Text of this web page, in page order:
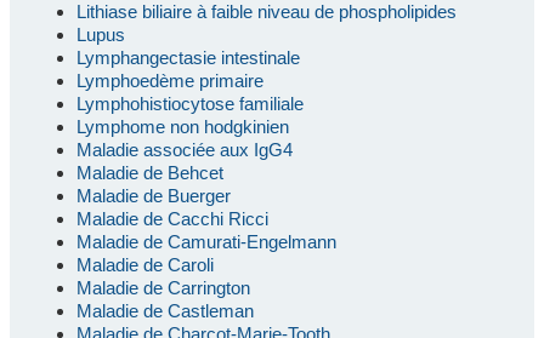
Lithiase biliaire à faible niveau de phospholipides
Lupus
Lymphangectasie intestinale
Lymphoedème primaire
Lymphohistiocytose familiale
Lymphome non hodgkinien
Maladie associée aux IgG4
Maladie de Behcet
Maladie de Buerger
Maladie de Cacchi Ricci
Maladie de Camurati-Engelmann
Maladie de Caroli
Maladie de Carrington
Maladie de Castleman
Maladie de Charcot-Marie-Tooth